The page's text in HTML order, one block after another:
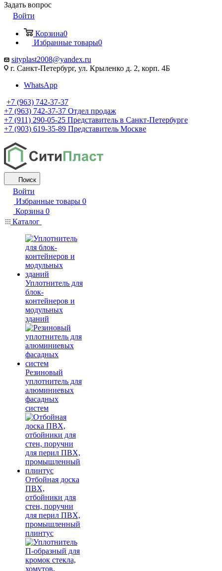
Задать вопрос
Войти
Корзина0
Избранные товары0
sityplast2008@yandex.ru
г. Санкт-Петербург, ул. Крыленко д. 2, корп. 4Б
WhatsApp
+7 (963) 742-37-37
+7 (963) 742-37-37 Отдел продаж
+7 (911) 290-05-25 Представитель в Санкт-Петербурге
+7 (903) 619-35-89 Представитель Москве
Поиск
Войти
Избранные товары 0
Корзина 0
Каталог
Уплотнитель для
блок-
контейнеров и
модульных
зданий
Резиновый
уплотнитель для
алюминиевых
фасадных
систем
Отбойная доска
ПВХ,
отбойники для
стен, поручни
для перил ПВХ,
промышленный
плинтус